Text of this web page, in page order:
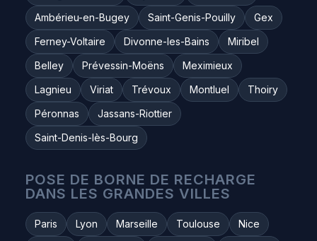
Ambérieu-en-Bugey
Saint-Genis-Pouilly
Gex
Ferney-Voltaire
Divonne-les-Bains
Miribel
Belley
Prévessin-Moëns
Meximieux
Lagnieu
Viriat Trévoux Montluel
Thoiry
Péronnas
Jassans-Riottier
Saint-Denis-lès-Bourg
POSE DE BORNE DE RECHARGE
DANS LES GRANDES VILLES
Paris Lyon Marseille Toulouse
Nice